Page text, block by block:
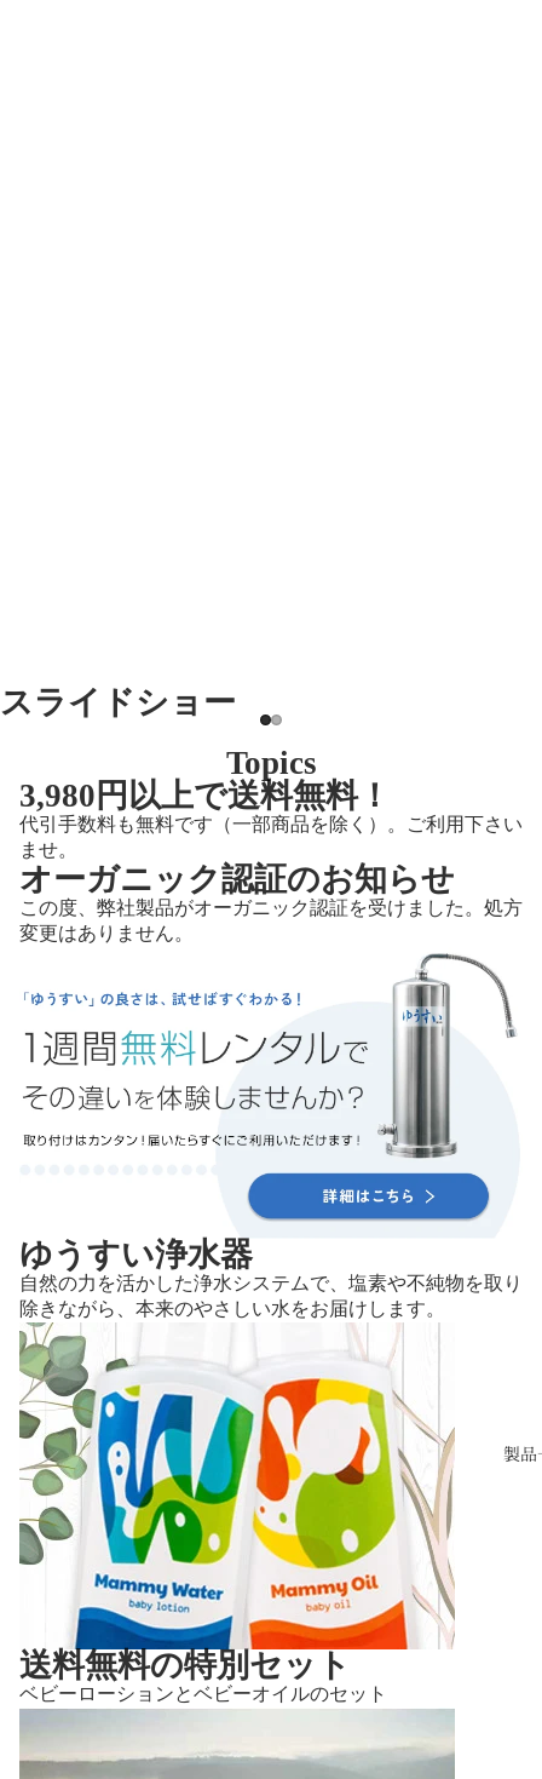
製品
スライドショー
Topics
3,980円以上で送料無料！
代引手数料も無料です（一部商品を除く）。ご利用下さい
ませ。
オーガニック認証のお知らせ
この度、弊社製品がオーガニック認証を受けました。処方
変更はありません。
ゆうすい浄水器
自然の力を活かした浄水システムで、塩素や不純物を取り
除きながら、本来のやさしい水をお届けします。
送料無料の特別セット
ベビーローションとベビーオイルのセット